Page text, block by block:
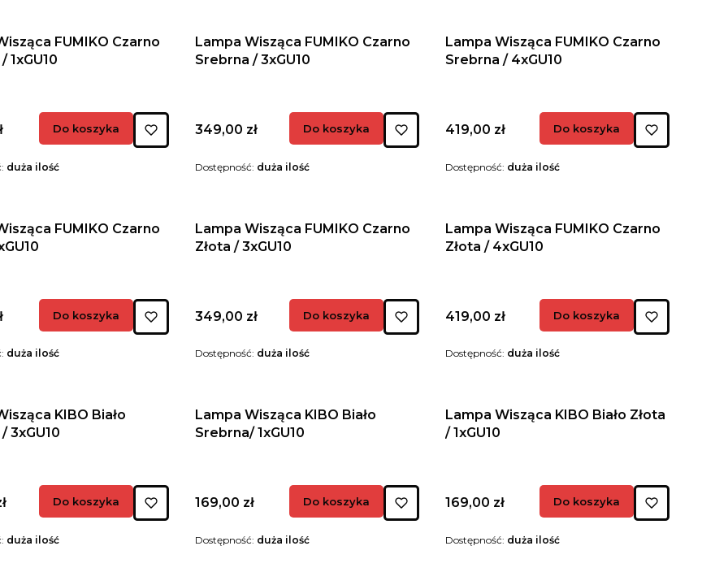
FUMIKO Czarno
1xGU10
Do koszyka
duża ilość
Lampa Wisząca FUMIKO Czarno
Srebrna / 3xGU10
Cena
349,00 zł Do koszyka
Dostępność: duża ilość
Lampa Wisząca FUMIKO Czarno
Srebrna / 4xGU10
Cena
419,00 zł Do koszyka
Dostępność: duża ilość
FUMIKO Czarno
Do koszyka
duża ilość
Lampa Wisząca FUMIKO Czarno
Złota / 3xGU10
Cena
349,00 zł Do koszyka
Dostępność: duża ilość
Lampa Wisząca FUMIKO Czarno
Złota / 4xGU10
Cena
419,00 zł Do koszyka
Dostępność: duża ilość
KIBO Biało
3xGU10
Do koszyka
duża ilość
Lampa Wisząca KIBO Biało
Srebrna/ 1xGU10
Cena
169,00 zł Do koszyka
Dostępność: duża ilość
Lampa Wisząca KIBO Biało Złota
/ 1xGU10
Cena
169,00 zł Do koszyka
Dostępność: duża ilość